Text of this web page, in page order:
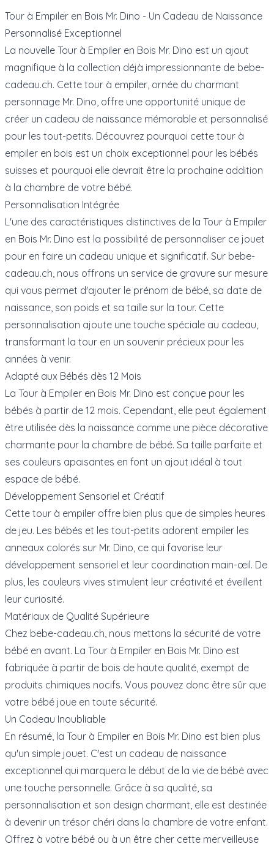
Tour à Empiler en Bois Mr. Dino - Un Cadeau de Naissance
Personnalisé Exceptionnel
La nouvelle Tour à Empiler en Bois Mr. Dino est un ajout
magnifique à la collection déjà impressionnante de bebe-
cadeau.ch. Cette tour à empiler, ornée du charmant
personnage Mr. Dino, offre une opportunité unique de
créer un cadeau de naissance mémorable et personnalisé
pour les tout-petits. Découvrez pourquoi cette tour à
empiler en bois est un choix exceptionnel pour les bébés
suisses et pourquoi elle devrait être la prochaine addition
à la chambre de votre bébé.
Personnalisation Intégrée
L'une des caractéristiques distinctives de la Tour à Empiler
en Bois Mr. Dino est la possibilité de personnaliser ce jouet
pour en faire un cadeau unique et significatif. Sur bebe-
cadeau.ch, nous offrons un service de gravure sur mesure
qui vous permet d'ajouter le prénom de bébé, sa date de
naissance, son poids et sa taille sur la tour. Cette
personnalisation ajoute une touche spéciale au cadeau,
transformant la tour en un souvenir précieux pour les
années à venir.
Adapté aux Bébés dès 12 Mois
La Tour à Empiler en Bois Mr. Dino est conçue pour les
bébés à partir de 12 mois. Cependant, elle peut également
être utilisée dès la naissance comme une pièce décorative
charmante pour la chambre de bébé. Sa taille parfaite et
ses couleurs apaisantes en font un ajout idéal à tout
espace de bébé.
Développement Sensoriel et Créatif
Cette tour à empiler offre bien plus que de simples heures
de jeu. Les bébés et les tout-petits adorent empiler les
anneaux colorés sur Mr. Dino, ce qui favorise leur
développement sensoriel et leur coordination main-œil. De
plus, les couleurs vives stimulent leur créativité et éveillent
leur curiosité.
Matériaux de Qualité Supérieure
Chez bebe-cadeau.ch, nous mettons la sécurité de votre
bébé en avant. La Tour à Empiler en Bois Mr. Dino est
fabriquée à partir de bois de haute qualité, exempt de
produits chimiques nocifs. Vous pouvez donc être sûr que
votre bébé joue en toute sécurité.
Un Cadeau Inoubliable
En résumé, la Tour à Empiler en Bois Mr. Dino est bien plus
qu'un simple jouet. C'est un cadeau de naissance
exceptionnel qui marquera le début de la vie de bébé avec
une touche personnelle. Grâce à sa qualité, sa
personnalisation et son design charmant, elle est destinée
à devenir un trésor chéri dans la chambre de votre enfant.
Offrez à votre bébé ou à un être cher cette merveilleuse